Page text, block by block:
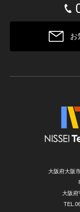
お
大阪府大阪
大阪